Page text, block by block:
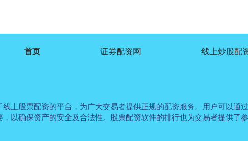
首页 证券配资网 线上炒股配
上股票配资的平台，为广大交易者提供正规的配资服务。用户可以
以确保资产的安全及合法性。股票配资软件的排行也为交易者提供了